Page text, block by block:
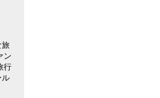
旅
ン
行
ル